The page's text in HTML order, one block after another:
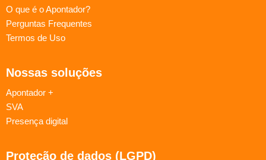
O que é o Apontador?
Perguntas Frequentes
Termos de Uso
Nossas soluções
Apontador +
SVA
Presença digital
Proteção de dados (LGPD)